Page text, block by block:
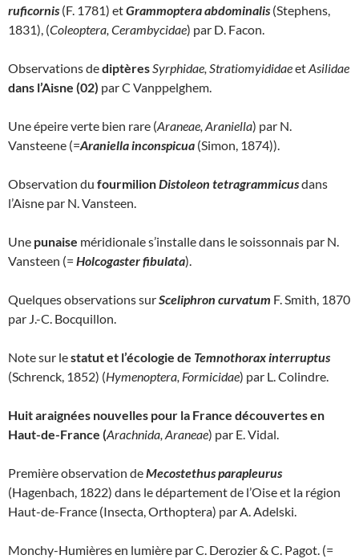
ruficornis (F. 1781) etGrammoptera abdominalis (Stephens,
1831), (Coleoptera, Cerambycidae) par D. Facon.
Observations dediptèresSyrphidae, StratiomyididaeetAsilidae
dans l’Aisne (02) par C Vanppelghem.
Une épeire verte bien rare (Araneae, Araniella) par N.
Vansteene (=Araniella inconspicua (Simon, 1874)).
Observation du fourmilionDistoleon tetragrammicusdans
l’Aisne par N. Vansteen.
Une punaise méridionale s’installe dans le soissonnais par N.
Vansteen (= Holcogaster fibulata).
Quelques observations surSceliphron curvatum F. Smith, 1870
par J.-C. Bocquillon.
Note sur lestatut et l’écologie de Temnothorax interruptus
(Schrenck, 1852) (Hymenoptera, Formicidae) par L. Colindre.
Huit araignées nouvelles pour la France découvertes en
Haut-de-France (Arachnida, Araneae) par E. Vidal.
Première observation deMecostethus parapleurus
(Hagenbach, 1822) dans le département de l’Oise et la région
Haut-de-France (Insecta, Orthoptera) par A. Adelski.
Monchy-Humières en lumière par C. Derozier & C. Pagot. (=